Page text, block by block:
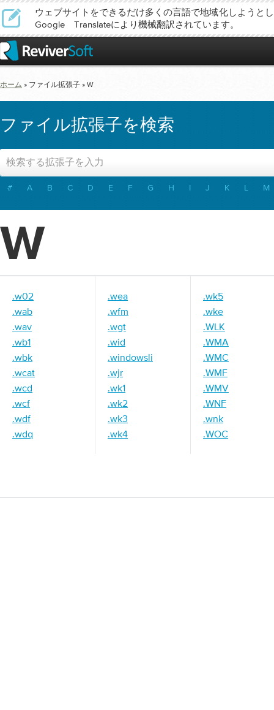
ウェブサイトをできるだけ多くの言語で地域化しようと
Google Translateにより機械翻訳されています。
ホーム » ファイル拡張子 » W
ファイル拡張子を検索
# A B C D E F G H I J K L M
W
.w02
.wab
.wav
.wb1
.wbk
.wcat
.wcd
.wcf
.wdf
.wdq
.wea
.wfm
.wgt
.wid
.windowsli
.wjr
.wk1
.wk2
.wk3
.wk4
.wk5
.wke
.WLK
.WMA
.WMC
.WMF
.WMV
.WNF
.wnk
.WOC